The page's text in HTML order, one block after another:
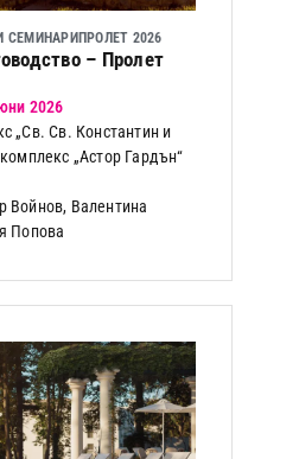
СЕМИНАРИПРОЛЕТ 2026
– Пролет
2026
„Св. Св. Константин и
„Астор Гардън“
Войнов, Валентина
Попова